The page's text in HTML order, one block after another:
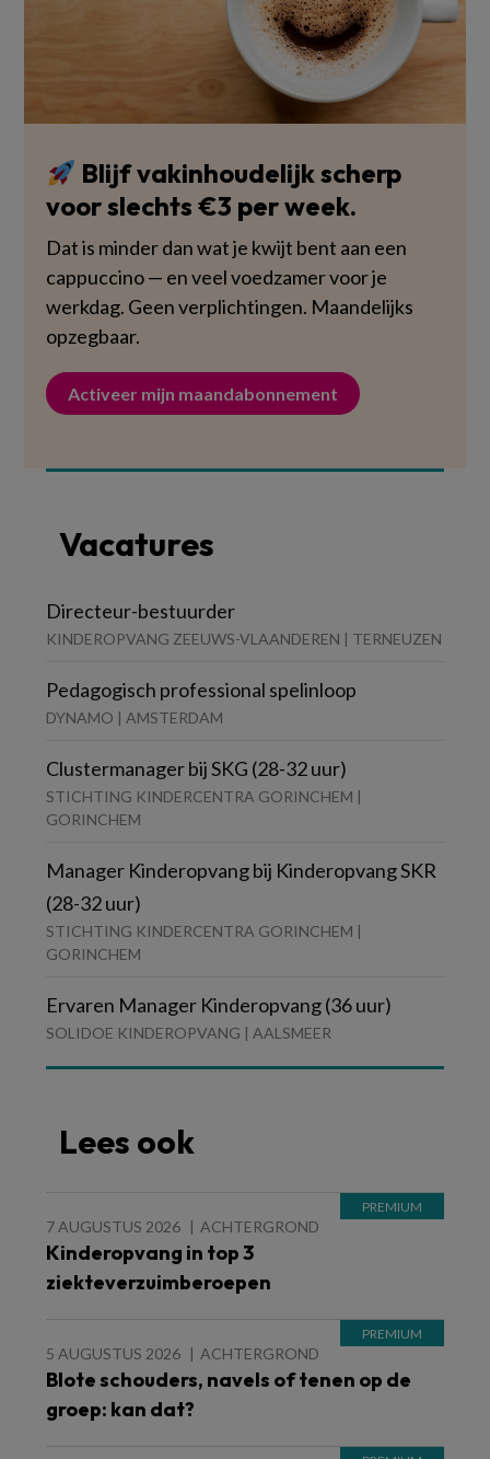
Blijf vakinhoudelijk scherp
voor slechts €3 per week.
Dat is minder dan wat je kwijt bent aan een
cappuccino — en veel voedzamer voor je
werkdag. Geen verplichtingen. Maandelijks
opzegbaar.
Activeer mijn maandabonnement
Vacatures
Directeur-bestuurder
KINDEROPVANG ZEEUWS-VLAANDEREN | TERNEUZEN
Pedagogisch professional spelinloop
DYNAMO | AMSTERDAM
Clustermanager bij SKG (28-32 uur)
STICHTING KINDERCENTRA GORINCHEM |
GORINCHEM
Manager Kinderopvang bij Kinderopvang SKR
(28-32 uur)
STICHTING KINDERCENTRA GORINCHEM |
GORINCHEM
Ervaren Manager Kinderopvang (36 uur)
SOLIDOE KINDEROPVANG | AALSMEER
Lees ook
7 AUGUSTUS 2026 ACHTERGROND
Kinderopvang in top 3
ziekteverzuimberoepen
5 AUGUSTUS 2026 ACHTERGROND
Blote schouders, navels of tenen op de
groep: kan dat?